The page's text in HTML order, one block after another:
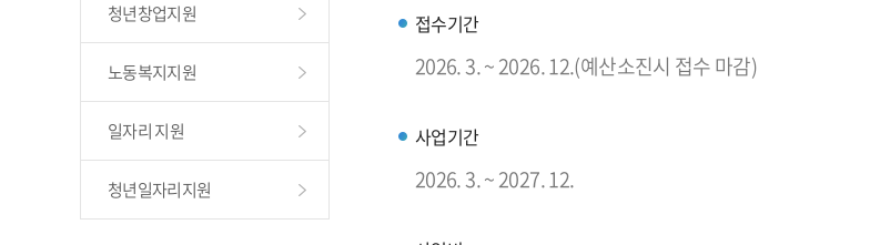
청년창업지원
노동복지지원
일자리 지원
청년일자리지원
접수기간
2026. 3. ~ 2026. 12.(예산소진시 접수 마감)
사업기간
2026. 3. ~ 2027. 12.